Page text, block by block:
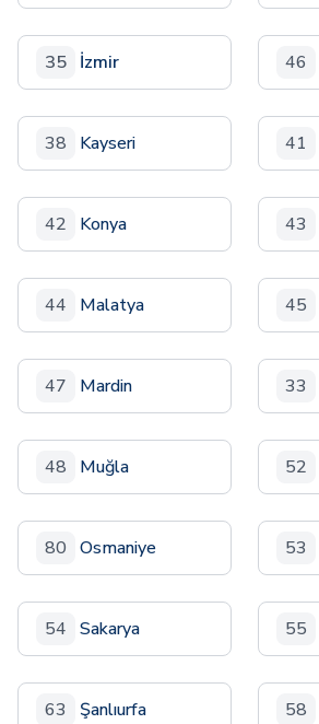
35 İzmir 46
38 Kayseri 41
42 Konya 43
44 Malatya 45
47 Mardin 33
48 Muğla 52
80 Osmaniye 53
54 Sakarya 55
63 Şanlıurfa 58